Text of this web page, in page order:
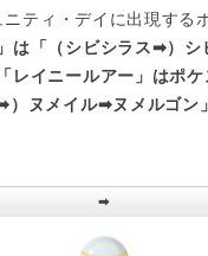
ティ・デイに出現する
は「（シビシラス➡︎）
「レイニールアー」はポ
）ヌメイル➡︎ヌメルゴン
➡︎